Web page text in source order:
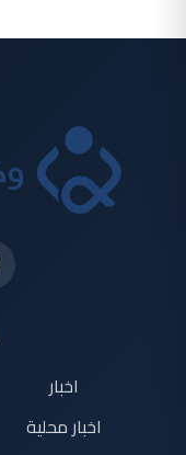
اخبار
اخبار محلية